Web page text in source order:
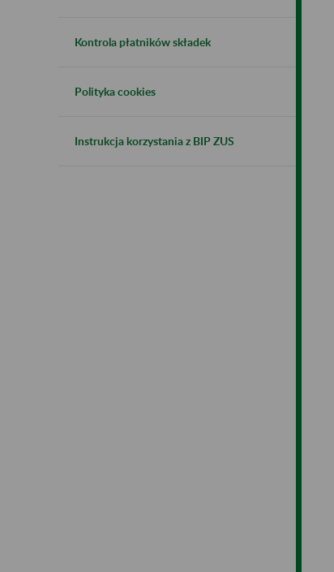
Kontrola płatników składek
Polityka cookies
Instrukcja korzystania z BIP ZUS